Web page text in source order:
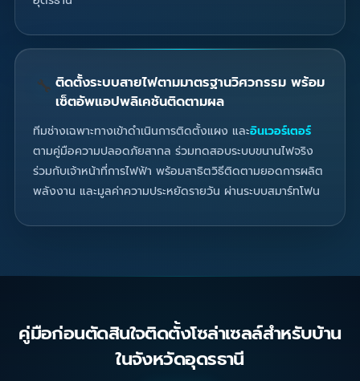
🔧 ติดตั้งระบบสายไฟตามมาตรฐานวิศวกรรม พร้อม
เซ็ตอัพแอปพลิเคชันติดตามผล
ทีมช่างเฉพาะทางเข้าดำเนินการติดตั้งแผง และอินเวอร์เตอร์
ตามคู่มือความปลอดภัยสากล ร่วมทดสอบระบบขนานไฟจริง
ร่วมกับเจ้าหน้าที่การไฟฟ้า พร้อมสาธิตวิธีติดตามยอดการผลิต
พลังงาน และมูลค่าความประหยัดรายวัน ผ่านระบบสมาร์ทโฟน
คู่มือก่อนตัดสินใจติดตั้งโซล่าเซลล์สำหรับบ้าน
ในจังหวัดอุดรธานี